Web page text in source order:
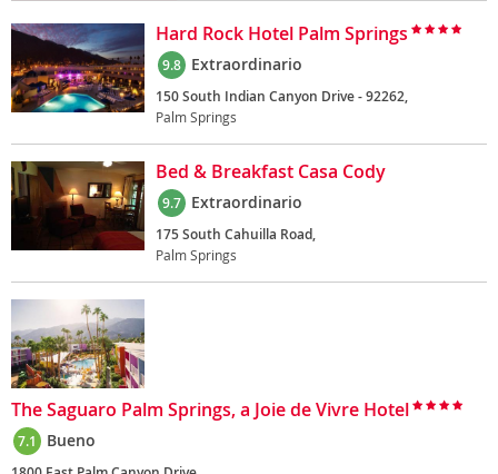
Hard Rock Hotel Palm Springs
9.8 Extraordinario
150 South Indian Canyon Drive - 92262,
Palm Springs
Bed & Breakfast Casa Cody
9.7 Extraordinario
175 South Cahuilla Road,
Palm Springs
The Saguaro Palm Springs, a Joie de Vivre Hotel
7.1 Bueno